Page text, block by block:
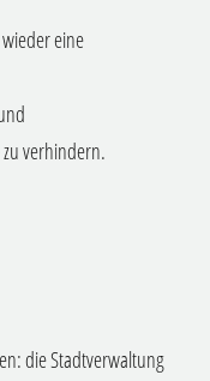
eine
verhindern.
die Stadtverwaltung